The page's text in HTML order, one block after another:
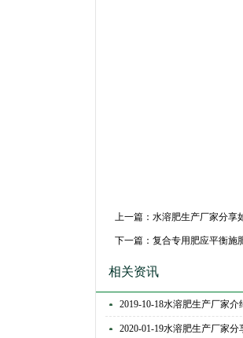
上一篇： 水溶肥生产厂家分享
下一篇： 复合专用肥应平衡施
相关资讯
2019-10-18水溶肥生产厂家介
2020-01-19水溶肥生产厂家分